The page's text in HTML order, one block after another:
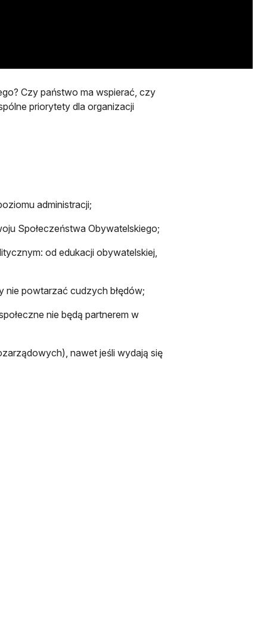
Czy państwo ma wspierać, czy
priorytety dla organizacji
administracji;
Społeczeństwa Obywatelskiego;
od edukacji obywatelskiej,
nie powtarzać cudzych błędów;
nie będą partnerem w
nawet jeśli wydają się